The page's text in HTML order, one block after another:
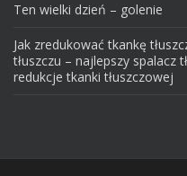
Ten wielki dzień – golenie
Jak zredukować tkankę
tłuszczu – najlepszy spalacz
redukcje tkanki tłuszczowej